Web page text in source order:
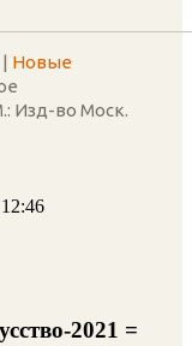
| Новые
Изд-во Моск.
2021 =